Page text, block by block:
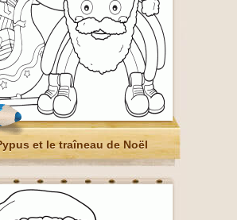
et le traîneau de Noël